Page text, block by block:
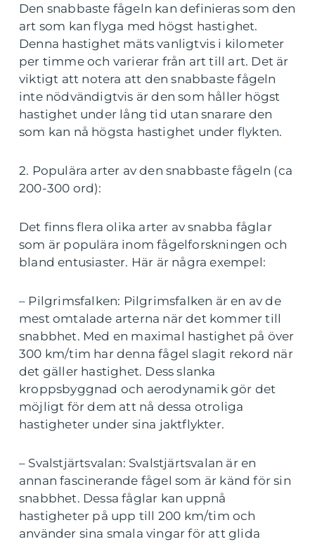
Den snabbaste fågeln kan definieras som den
art som kan flyga med högst hastighet.
Denna hastighet mäts vanligtvis i kilometer
per timme och varierar från art till art. Det är
viktigt att notera att den snabbaste fågeln
inte nödvändigtvis är den som håller högst
hastighet under lång tid utan snarare den
som kan nå högsta hastighet under flykten.
2. Populära arter av den snabbaste fågeln (ca
200-300 ord):
Det finns flera olika arter av snabba fåglar
som är populära inom fågelforskningen och
bland entusiaster. Här är några exempel:
– Pilgrimsfalken: Pilgrimsfalken är en av de
mest omtalade arterna när det kommer till
snabbhet. Med en maximal hastighet på över
300 km/tim har denna fågel slagit rekord när
det gäller hastighet. Dess slanka
kroppsbyggnad och aerodynamik gör det
möjligt för dem att nå dessa otroliga
hastigheter under sina jaktflykter.
– Svalstjärtsvalan: Svalstjärtsvalan är en
annan fascinerande fågel som är känd för sin
snabbhet. Dessa fåglar kan uppnå
hastigheter på upp till 200 km/tim och
använder sina smala vingar för att glida